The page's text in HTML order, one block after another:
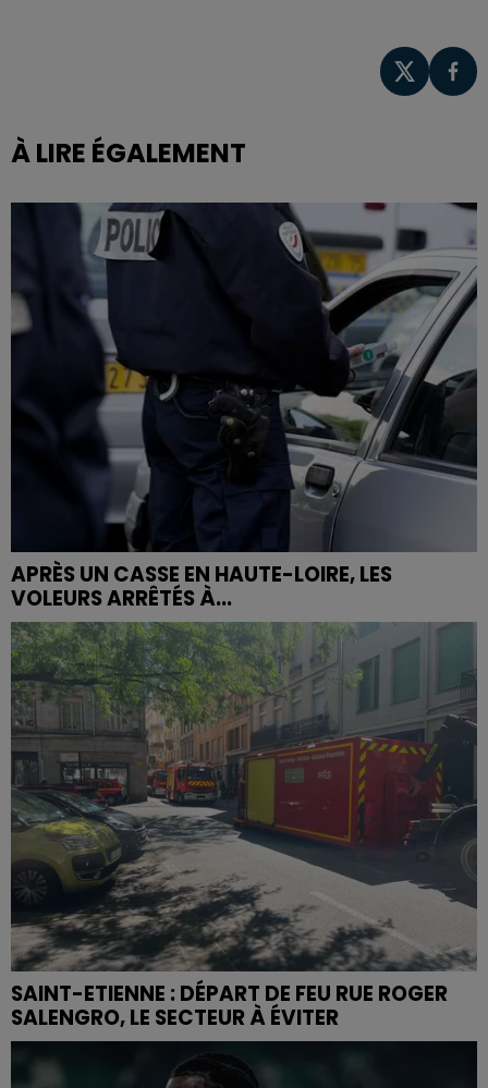
À LIRE ÉGALEMENT
APRÈS UN CASSE EN HAUTE-LOIRE, LES
VOLEURS ARRÊTÉS À...
SAINT-ETIENNE : DÉPART DE FEU RUE ROGER
SALENGRO, LE SECTEUR À ÉVITER